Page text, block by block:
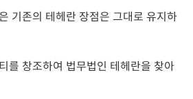
기존의 테헤란 장점은 그대로 유지하
를 창조하여 법무법인 테헤란을 찾아